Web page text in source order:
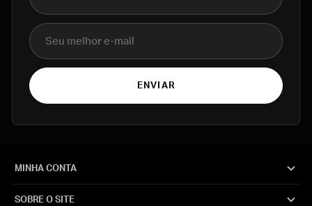
E-mail
ENVIAR
MINHA CONTA
SOBRE O SITE